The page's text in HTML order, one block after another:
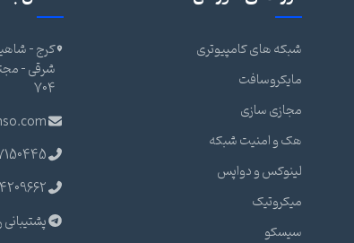
شبکه های کامپیوتری
مایکروسافت
مجازی سازی
هک و امنیت شبکه
لینوکس و دواپس
میکروتیک
سیسکو
کرج -
704
پشتیبانی